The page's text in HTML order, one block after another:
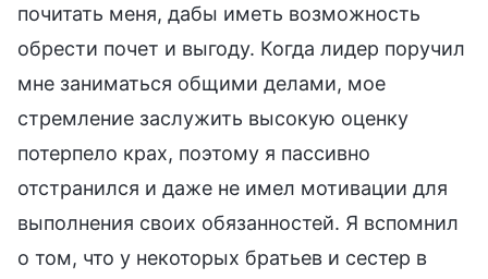
почитать меня, дабы иметь возможность
обрести почет и выгоду. Когда лидер поручил
мне заниматься общими делами, мое
стремление заслужить высокую оценку
потерпело крах, поэтому я пассивно
отстранился и даже не имел мотивации для
выполнения своих обязанностей. Я вспомнил
о том, что у некоторых братьев и сестер в